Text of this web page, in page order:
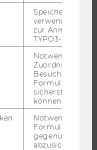
Speichert die
verwendete
zur Anmeldung
TYPO3-Backend.
Notwendig, um
Zuordnung von
Besucher zu
sicherstellen zu
können.
Notwendig, um
gegenüber
abzusichern.